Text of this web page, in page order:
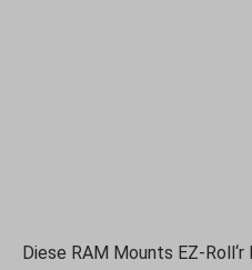
Diese RAM Mounts EZ-